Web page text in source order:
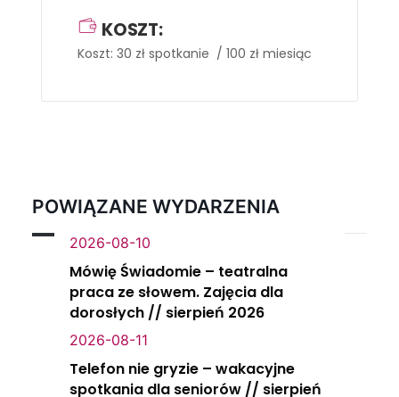
KOSZT:
Koszt: 30 zł spotkanie / 100 zł miesiąc
POWIĄZANE WYDARZENIA
2026-08-10
Mówię Świadomie – teatralna
praca ze słowem. Zajęcia dla
dorosłych // sierpień 2026
2026-08-11
Telefon nie gryzie – wakacyjne
spotkania dla seniorów // sierpień